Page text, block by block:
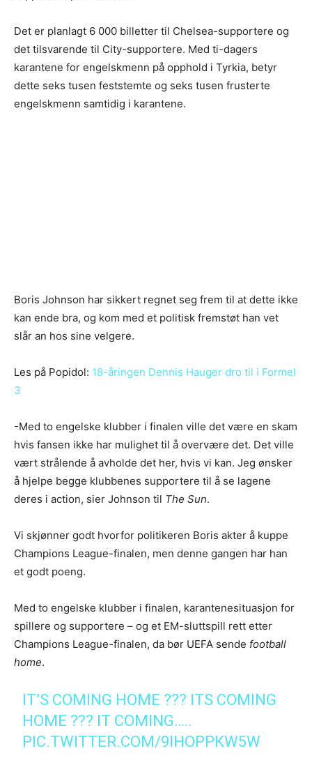
Det er planlagt 6 000 billetter til Chelsea-supportere og
det tilsvarende til City-supportere. Med ti-dagers
karantene for engelskmenn på opphold i Tyrkia, betyr
dette seks tusen feststemte og seks tusen frusterte
engelskmenn samtidig i karantene.
Boris Johnson har sikkert regnet seg frem til at dette ikke
kan ende bra, og kom med et politisk fremstøt han vet
slår an hos sine velgere.
Les på Popidol: 18-åringen Dennis Hauger dro til i Formel
3
-Med to engelske klubber i finalen ville det være en skam
hvis fansen ikke har mulighet til å overvære det. Det ville
vært strålende å avholde det her, hvis vi kan. Jeg ønsker
å hjelpe begge klubbenes supportere til å se lagene
deres i action, sier Johnson til The Sun.
Vi skjønner godt hvorfor politikeren Boris akter å kuppe
Champions League-finalen, men denne gangen har han
et godt poeng.
Med to engelske klubber i finalen, karantenesituasjon for
spillere og supportere – og et EM-sluttspill rett etter
Champions League-finalen, da bør UEFA sende football
home.
IT’S COMING HOME ??? ITS COMING
HOME ??? IT COMING…..
PIC.TWITTER.COM/9IHOPPKW5W